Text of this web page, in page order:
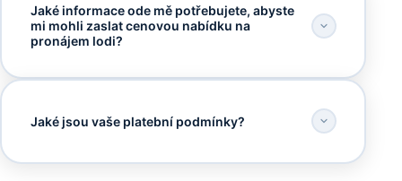
Jaké informace ode mě potřebujete, abyste
mi mohli zaslat cenovou nabídku na
pronájem lodi?
Jaké jsou vaše platební podmínky?